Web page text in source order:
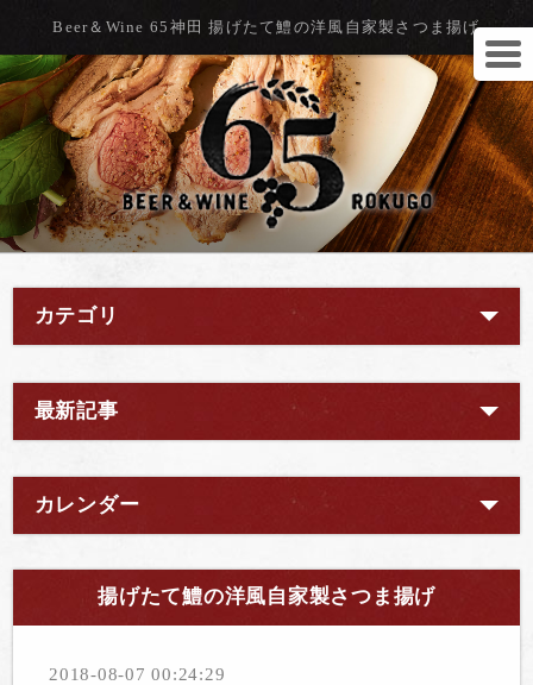
Beer＆Wine 65神田 揚げたて鱧の洋風自家製さつま揚げ
カテゴリ
最新記事
カレンダー
揚げたて鱧の洋風自家製さつま揚げ
2018-08-07 00:24:29